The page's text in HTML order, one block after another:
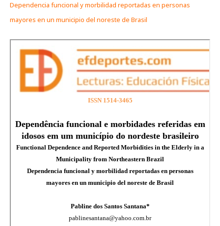
Dependencia funcional y morbilidad reportadas en personas
mayores en un municipio del noreste de Brasil